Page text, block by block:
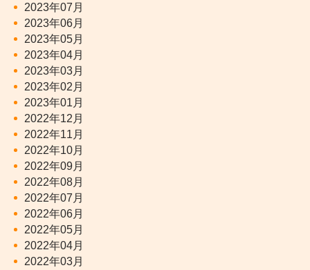
2023年07月
2023年06月
2023年05月
2023年04月
2023年03月
2023年02月
2023年01月
2022年12月
2022年11月
2022年10月
2022年09月
2022年08月
2022年07月
2022年06月
2022年05月
2022年04月
2022年03月